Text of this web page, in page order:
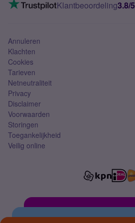
Mobiel abonnement
Klantbeoordeling3.8/5
Annuleren
Klachten
Cookies
Tarieven
Netneutraliteit
Privacy
Disclaimer
Voorwaarden
Storingen
Toegankelijkheid
Veilig online